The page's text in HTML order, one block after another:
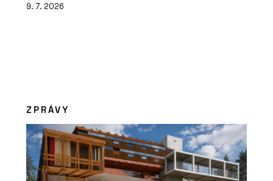
9. 7. 2026
ZPRÁVY